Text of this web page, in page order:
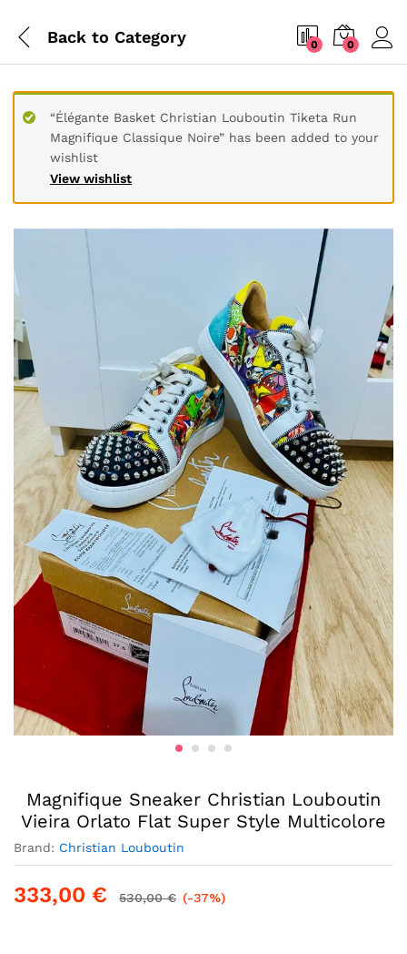
Back to Category 0 0
View wishlist
“Élégante Basket Christian Louboutin Tiketa Run
Magnifique Classique Noire” has been added to your
wishlist
Magnifique Sneaker Christian Louboutin
Vieira Orlato Flat Super Style Multicolore
Brand: Christian Louboutin
333,00 € 530,00€ (-37%)